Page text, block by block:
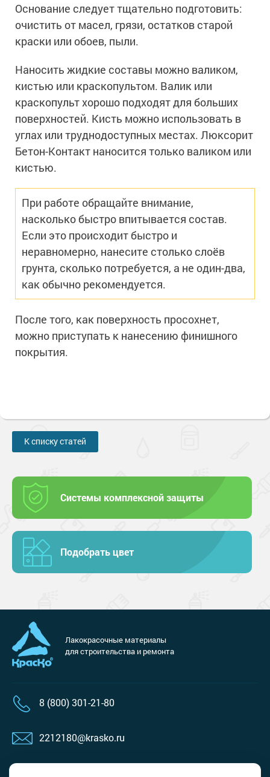
Основание следует тщательно подготовить:
очистить от масел, грязи, остатков старой
краски или обоев, пыли.
Наносить жидкие составы можно валиком,
кистью или краскопультом. Валик или
краскопульт хорошо подходят для больших
поверхностей. Кисть можно использовать в
углах или труднодоступных местах. Люксорит
Бетон-Контакт наносится только валиком или
кистью.
При работе обращайте внимание,
насколько быстро впитывается состав.
Если это происходит быстро и
неравномерно, нанесите столько слоёв
грунта, сколько потребуется, а не один-два,
как обычно рекомендуется.
После того, как поверхность просохнет,
можно приступать к нанесению финишного
покрытия.
К списку статей
Системы комплексной защиты
Подобрать цвет
Лакокрасочные материалы
для строительства и ремонта
8 (800) 301-21-80
2212180@krasko.ru